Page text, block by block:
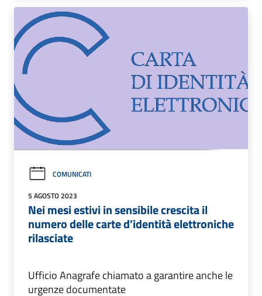
COMUNICATI
5 AGOSTO 2023
Nei mesi estivi in sensibile crescita il
numero delle carte d’identità elettroniche
rilasciate
Ufficio Anagrafe chiamato a garantire anche le
urgenze documentate